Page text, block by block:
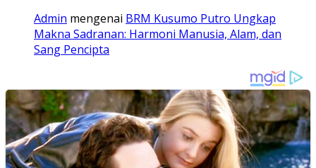
Admin mengenai BRM Kusumo Putro Ungkap
Makna Sadranan: Harmoni Manusia, Alam, dan
Sang Pencipta